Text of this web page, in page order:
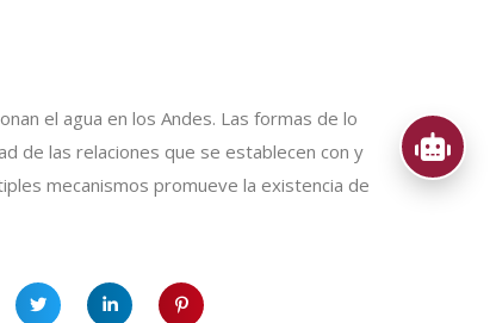
el agua en los Andes. Las formas de lo
de las relaciones que se establecen con y
mecanismos promueve la existencia de